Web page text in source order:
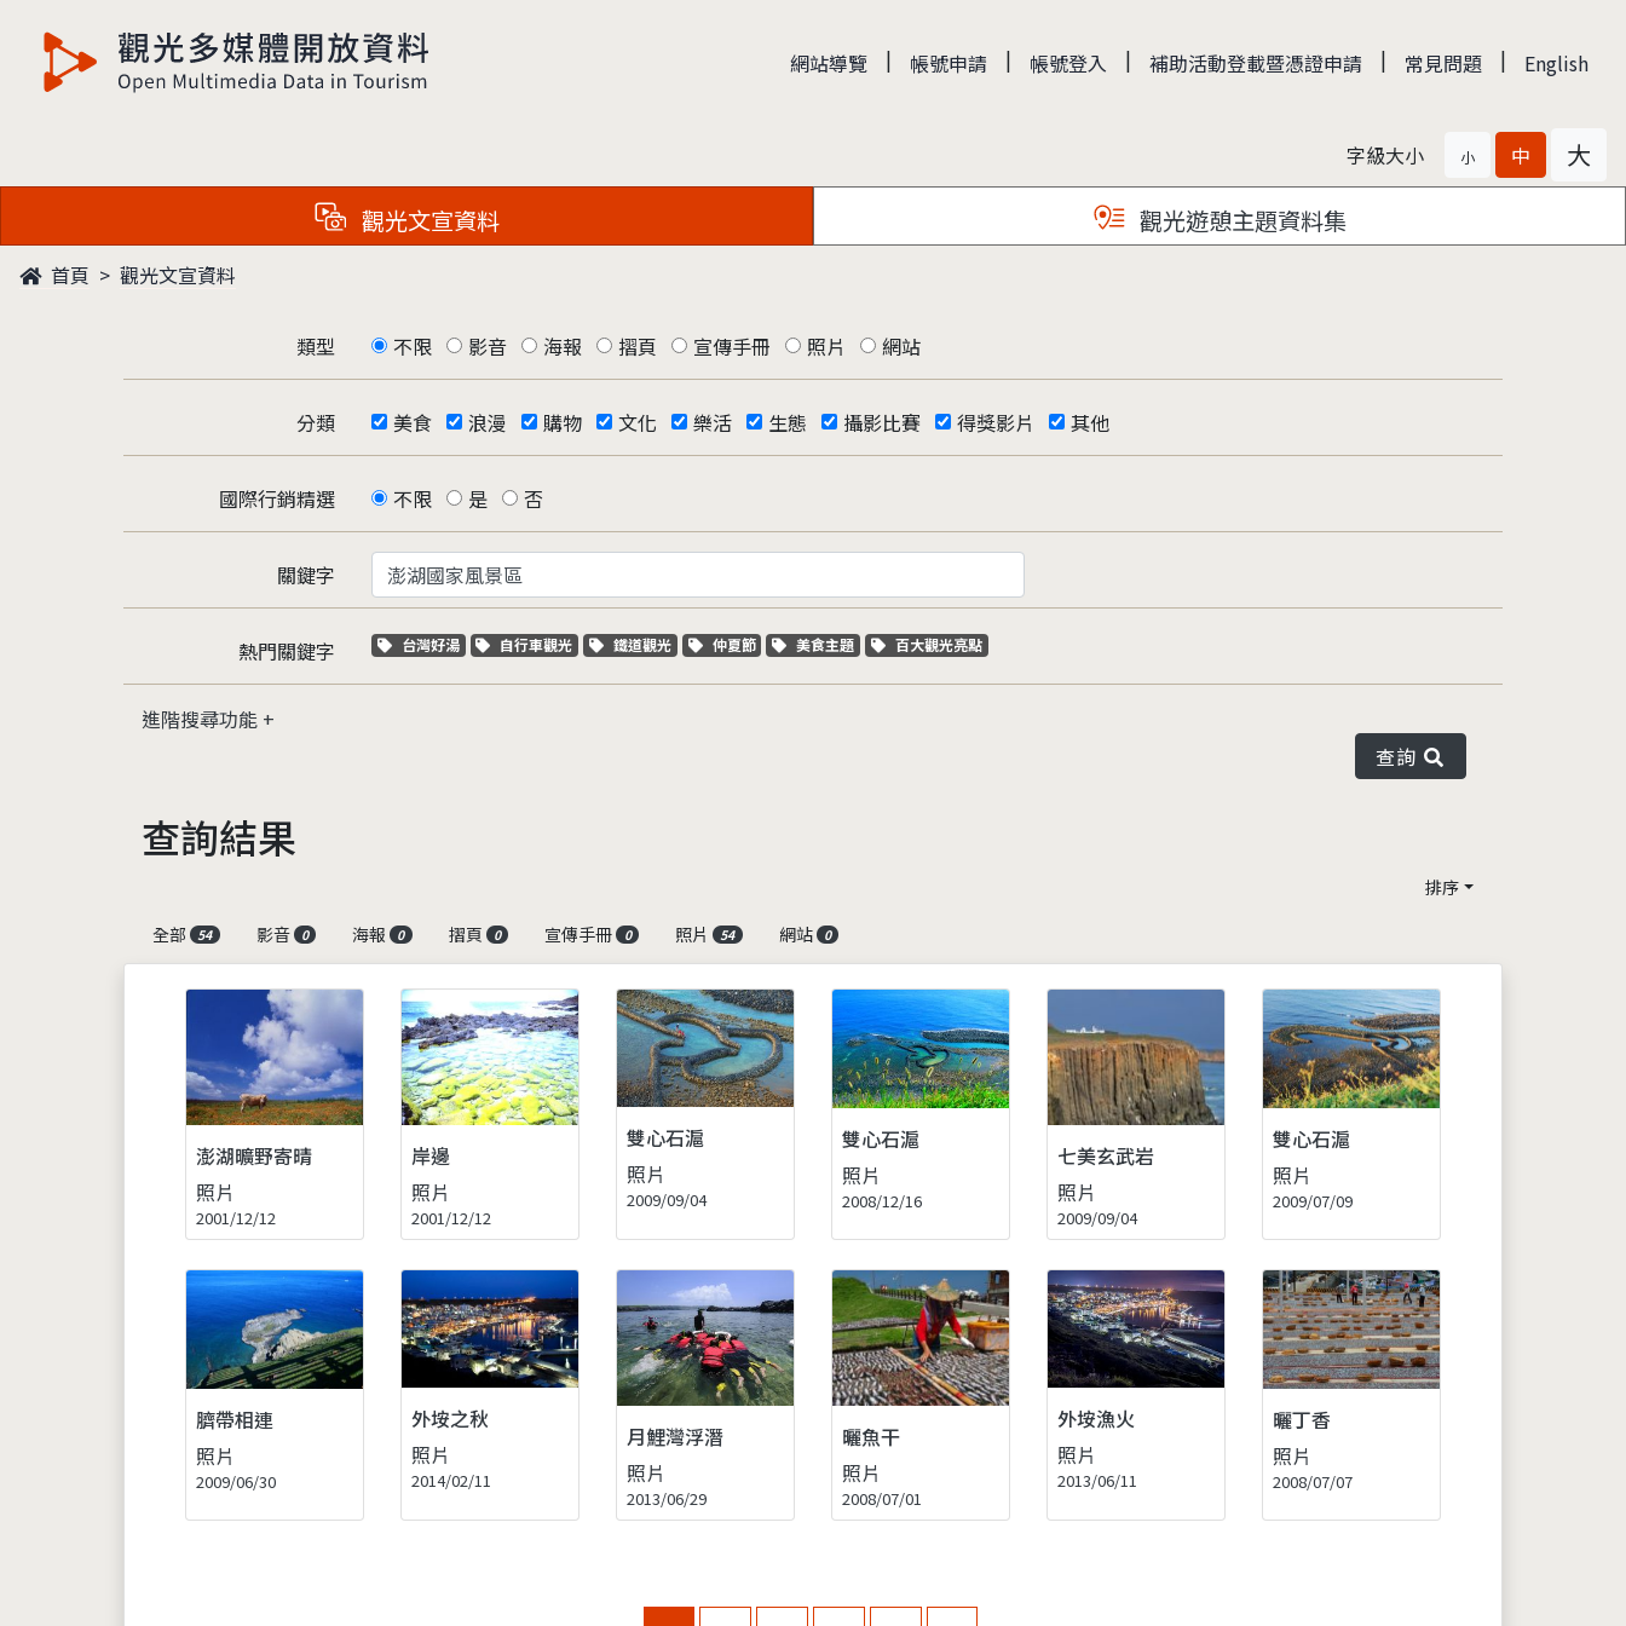
觀光多媒體開放資料 網站導覽 | 帳號申請 | 帳號登入 | 補助活動登載暨憑證申請 | 常見問題 | English
字級大小 小 中 大
觀光文宣資料 觀光遊憩主題資料集
首頁 觀光文宣資料
類型 不限 影音 海報 摺頁 宣傳手冊 照片 網站
分類 美食 浪漫 購物 文化 樂活 生態 攝影比賽 得獎影片 其他
國際行銷精選 不限 是 否
關鍵字
熱門關鍵字 關鍵字標籤
台灣好湯 關鍵字標籤
自行車觀光 關鍵字標籤
鐵道觀光 關鍵字標籤
仲夏節 關鍵字標籤
美食主題 關鍵字標籤
百大觀光亮點
進階搜尋功能
查詢
查詢結果
排序
全部
54 影音 0 海報 0 摺頁 0 宣傳手冊 0 照片 54 網站 0
澎湖曠野寄晴
照片
2001/12/12
岸邊
照片
2001/12/12
雙心石滬
照片
2009/09/04
雙心石滬
照片
2008/12/16
七美玄武岩
照片
2009/09/04
雙心石滬
照片
2009/07/09
臍帶相連
照片
2009/06/30
外垵之秋
照片
2014/02/11
月鯉灣浮潛
照片
2013/06/29
曬魚干
照片
2008/07/01
外垵漁火
照片
2013/06/11
曬丁香
照片
2008/07/07